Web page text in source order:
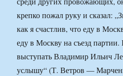
крепко пожал руку и сказал:
как я счастлив, что еду в
еду в Москву на съезд партии.
выступать Владимир Ильич
услышу“ (Т. Ветров —